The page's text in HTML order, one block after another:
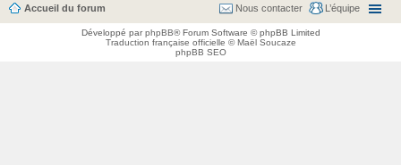
Accueil du forum L’équipe
Nous contacter
Développé parphpBB® Forum Software © phpBB Limited
Traduction française officielle ©Maël Soucaze
phpBB SEO